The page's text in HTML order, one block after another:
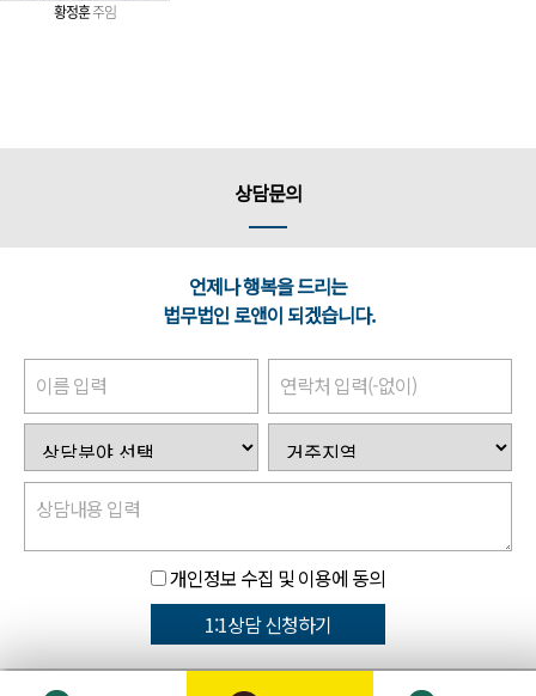
황정훈주임
상담문의
언제나 행복을 드리는
법무법인 로앤이 되겠습니다.
이름 입력 연락처 입력(-없이)
상담내용 입력
개인정보 수집 및 이용에 동의
1:1상담 신청하기